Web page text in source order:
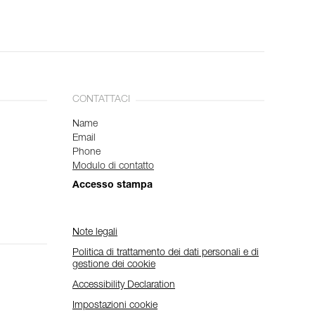
CONTATTACI
Name
Email
Phone
Modulo di contatto
Accesso stampa
Note legali
Politica di trattamento dei dati personali e di
gestione dei cookie
Accessibility Declaration
Impostazioni cookie